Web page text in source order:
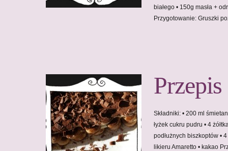
białego • 150g masła +
Przygotowanie: Gruszki
Składniki: • 200 ml
łyżek cukru pudru • 4
podłużnych biszkoptów •
likieru Amaretto • kakao